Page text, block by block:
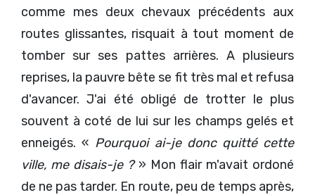
comme mes deux chevaux précédents aux
routes glissantes, risquait à tout moment de
tomber sur ses pattes arrières. A plusieurs
reprises, la pauvre bête se fit très mal et refusa
d'avancer. J'ai été obligé de trotter le plus
souvent à coté de lui sur les champs gelés et
enneigés. « Pourquoi ai-je donc quitté cette
ville, me disais-je ?» Mon flair m'avait ordoné
de ne pas tarder. En route, peu de temps après,